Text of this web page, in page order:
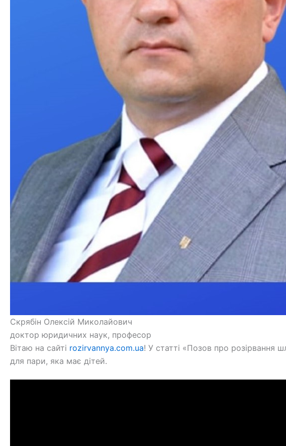
Скрябін Олексій Миколайович
доктор юридичних наук, професор
Вітаю на сайті rozirvannya.com.ua! У статті «Позов про розірвання
для пари, яка має дітей.